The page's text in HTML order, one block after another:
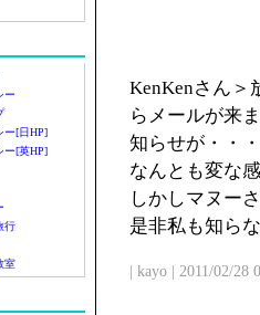
ー
ー[日HP]
ー[英HP]
行
室
KenKenさん＞
らメールが来
知らせが・・・
なんとも変な
しかしマヌー
是非私も知ら
| kayo | 2011/02/28